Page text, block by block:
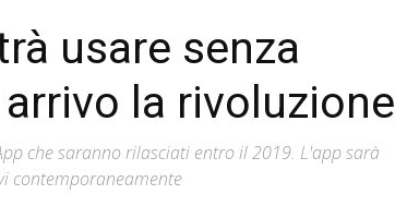
usare senza
la rivoluzione
che saranno rilasciati entro il 2019. L'app sarà
contemporaneamente